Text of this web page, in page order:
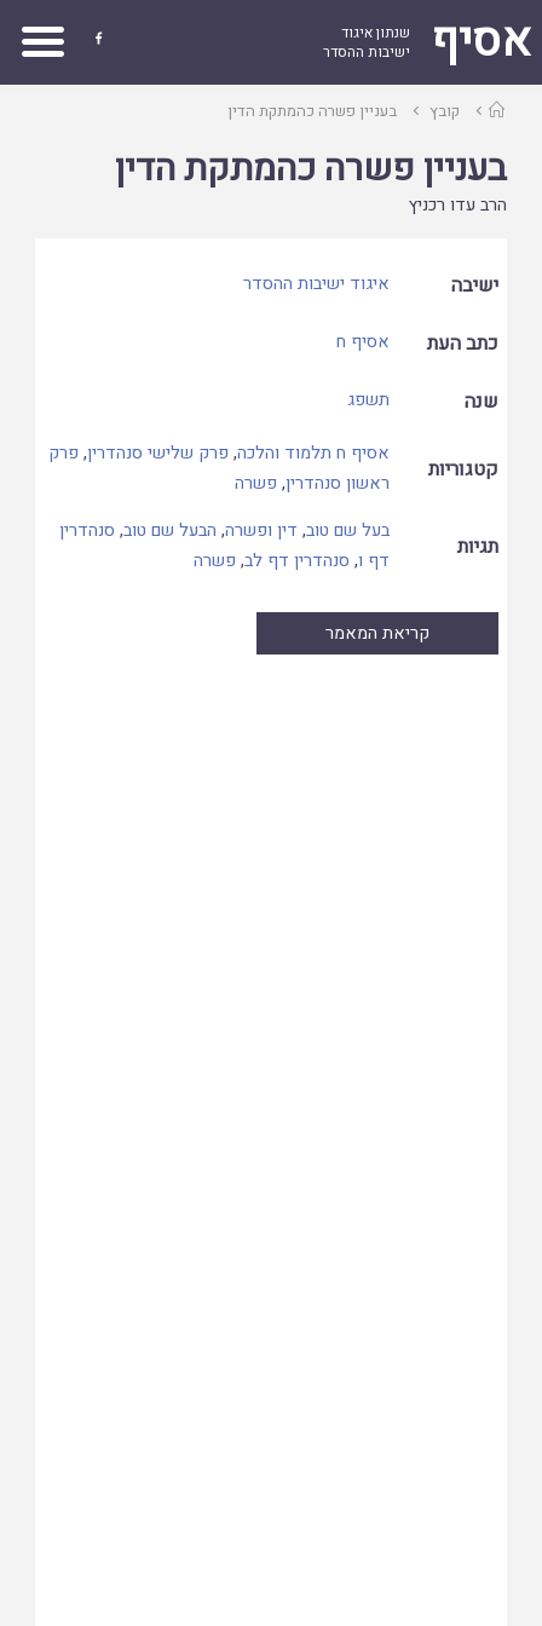
אסיף
שנתון איגוד
ישיבות ההסדר

עמודקובץ בעניין פשרה כהמתקת הדין
בעניין פשרה כהמתקת הדין
הרב עדו רכניץ
ישיבה איגוד ישיבות ההסדר
כתב העת אסיף ח
שנה תשפג
קטגוריות
אסיף ח תלמוד והלכה, פרק שלישי סנהדרין, פרק
ראשון סנהדרין, פשרה
תגיות
בעל שם טוב, דין ופשרה, הבעל שם טוב, סנהדרין
דף ו, סנהדרין דף לב, פשרה
קריאת המאמר